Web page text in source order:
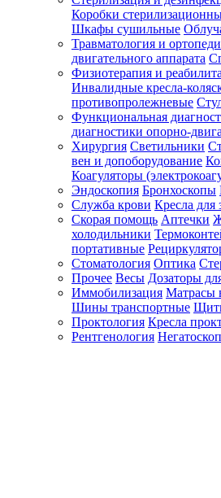
Зарегистрироваться
Зачем
регистрироваться?
Все
покупки
в
одном
месте
Личный
менеджер
Отслеживание
статуса
заказа
Коробки
Шкафы сушильные
Травматология и
двигательного аппарата
Физиотерапия и
Инвалидные кресла-
противопролежневые
Функциональная
диагностики опорно-
Хирургия Светильники
вен и допоборудование
Коагуляторы
Эндоскопия Бронхоскопы
Служба крови Кресла для
Скорая помощь Аптечки
холодильники
портативные
Стоматология Оптика
Прочее Весы Дозаторы
Иммобилизация Матрасы
Шины транспортные
Проктология Кресла
Рентгенология